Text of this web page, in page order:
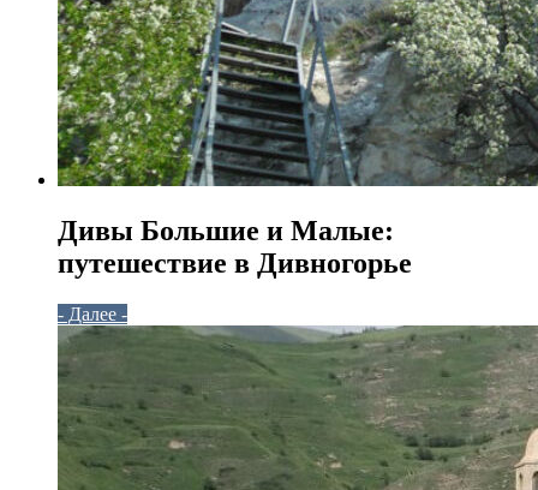
Дивы Большие и Малые:
путешествие в Дивногорье
- Далее -